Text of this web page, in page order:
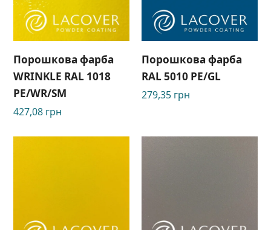
Порошкова фарба
WRINKLE RAL 1018
PE/WR/SM
427,08 грн
Порошкова фарба
RAL 5010 PE/GL
279,35 грн